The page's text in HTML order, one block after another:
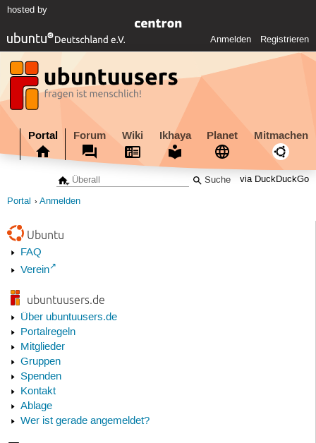
hosted by
Anmelden Registrieren
Portal Forum Wiki Ikhaya Planet Mitmachen
via DuckDuckGo
Portal Anmelden
Ubuntu
FAQ
Verein
ubuntuusers.de
Über ubuntuusers.de
Portalregeln
Mitglieder
Gruppen
Spenden
Kontakt
Ablage
Wer ist gerade angemeldet?